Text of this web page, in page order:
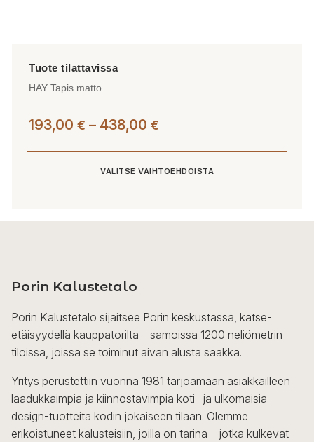
HAY Tapis matto
193,00 € – 438,00 €
438,00 €
VALITSE VAIHTOEHDOISTA
muunnelma.
tehdä
valinnat
tuotteen
sivulla.
Porin Kalustetalo
Porin Kalustetalo sijaitsee Porin keskustassa, katse-
etäisyydellä kauppatorilta – samoissa 1200 neliömetrin
tiloissa, joissa se toiminut aivan alusta saakka.
Yritys perustettiin vuonna 1981 tarjoamaan asiakkailleen
laadukkaimpia ja kiinnostavimpia koti- ja ulkomaisia
design-tuotteita kodin jokaiseen tilaan. Olemme
erikoistuneet kalusteisiin, joilla on tarina – jotka kulkevat